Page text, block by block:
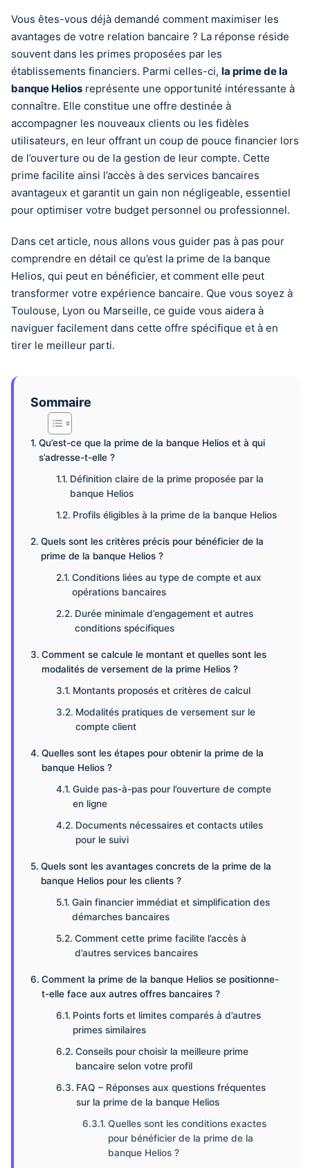
Vous êtes-vous déjà demandé comment maximiser les
avantages de votre relation bancaire ? La réponse réside
souvent dans les primes proposées par les
établissements financiers. Parmi celles-ci, la prime de la
banque Helios représente une opportunité intéressante à
connaître. Elle constitue une offre destinée à
accompagner les nouveaux clients ou les fidèles
utilisateurs, en leur offrant un coup de pouce financier lors
de l’ouverture ou de la gestion de leur compte. Cette
prime facilite ainsi l’accès à des services bancaires
avantageux et garantit un gain non négligeable, essentiel
pour optimiser votre budget personnel ou professionnel.
Dans cet article, nous allons vous guider pas à pas pour
comprendre en détail ce qu’est la prime de la banque
Helios, qui peut en bénéficier, et comment elle peut
transformer votre expérience bancaire. Que vous soyez à
Toulouse, Lyon ou Marseille, ce guide vous aidera à
naviguer facilement dans cette offre spécifique et à en
tirer le meilleur parti.
Sommaire
Qu’est-ce que la prime de la banque Helios et à qui
s’adresse-t-elle ?
Définition claire de la prime proposée par la
banque Helios
Profils éligibles à la prime de la banque Helios
Quels sont les critères précis pour bénéficier de la
prime de la banque Helios ?
Conditions liées au type de compte et aux
opérations bancaires
Durée minimale d’engagement et autres
conditions spécifiques
Comment se calcule le montant et quelles sont les
modalités de versement de la prime Helios ?
Montants proposés et critères de calcul
Modalités pratiques de versement sur le
compte client
Quelles sont les étapes pour obtenir la prime de la
banque Helios ?
Guide pas-à-pas pour l’ouverture de compte
en ligne
Documents nécessaires et contacts utiles
pour le suivi
Quels sont les avantages concrets de la prime de la
banque Helios pour les clients ?
Gain financier immédiat et simplification des
démarches bancaires
Comment cette prime facilite l’accès à
d’autres services bancaires
Comment la prime de la banque Helios se positionne-
t-elle face aux autres offres bancaires ?
Points forts et limites comparés à d’autres
primes similaires
Conseils pour choisir la meilleure prime
bancaire selon votre profil
FAQ – Réponses aux questions fréquentes
sur la prime de la banque Helios
Quelles sont les conditions exactes
pour bénéficier de la prime de la
banque Helios ?